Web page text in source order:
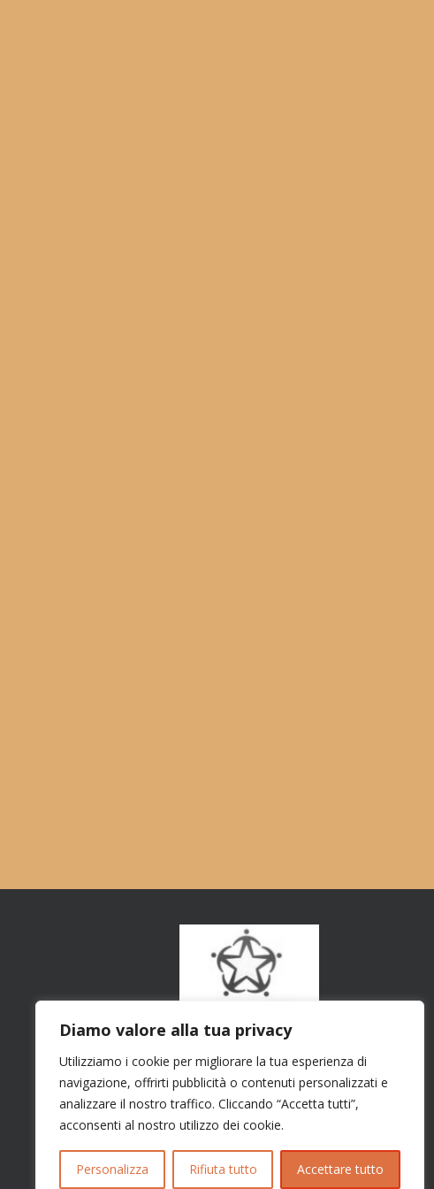
Diamo valore alla tua privacy
Utilizziamo i cookie per migliorare la tua esperienza di
navigazione, offrirti pubblicità o contenuti personalizzati e
analizzare il nostro traffico. Cliccando “Accetta tutti”,
acconsenti al nostro utilizzo dei cookie.
Personalizza Rifiuta tutto Accettare tutto